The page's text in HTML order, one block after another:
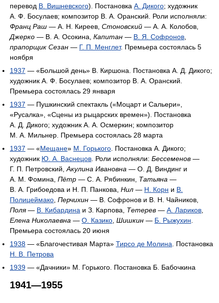
перевод В. Вишневского). Постановка А. Дикого; художник
А. Ф. Босулаев; композитор В. А. Оранский. Роли исполняли:
Франц Раш — А. Н. Киреев, Стоновский — А. А. Колобов,
Джерко — В. А. Осокина, Капитан — В. Я. Софронов
прапорщик Сезан — Г. П. Менглет. Премьера состоялась 5
ноября
1937 — «Большой день» В. Киршона. Постановка А. Д. Дикого;
художник А. Ф. Босулаев; композитор В. А. Оранский.
Премьера состоялась 29 января
1937 — Пушкинский спектакль («Моцарт и Сальери»,
«Русалка», «Сцены из рыцарских времен»). Постановка
А. Д. Дикого; художник А. А. Осмеркин; композитор
М. А. Мильнер. Премьера состоялась 28 марта
1937 — «Мещане» М. Горького . Постановка А. Дикого;
художник Ю. А. Васнецов . Роли исполняли: Бессеменов —
Г. П. Петровский, Акулина Ивановна — О. Д. Виндинг и
А. М. Фомина, Пётр — С. А. Рябинкин, Татьяна —
В. А. Грибоедова и Н. П. Панкова, Нил — Н. Корн и В.
Полицеймако Перчихин — В. Софронов и В. Н. Чайников,
Поля— В. Кибардина и З. Карпова, Тетерев — А. Лариков
Елена Николаевна — О. Казико Шишкин — Б. Рыжухин
Премьера состоялась 20 июня
1938 — «Благочестивая Марта» Тирсо де Молина . Постановка
Н. В. Петрова
1939 — «Дачники» М. Горького. Постановка Б. Бабочкина
1941—1955